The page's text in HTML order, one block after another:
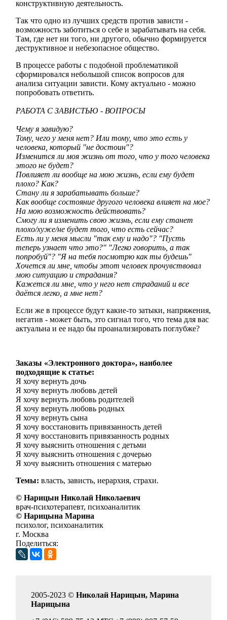
конструктивную деятельность.
Так что одно из лучших средств против зависти -
возможность заботиться о себе и зарабатывать на себя.
Там, где нет ни того, ни другого, обычно формируется
деструктивное и небезопасное общество.
В процессе работы с подобной проблематикой
сформировался небольшой список вопросов для
анализа ситуации зависти. Кому актуально - можно
попробовать ответить.
РАБОТА С ЗАВИСТЬЮ - ВОПРОСЫ
Чему я завидую?
Тому, чего у меня нет? Или тому, что это есть у
человека, который "не достоин"?
Изменится ли моя жизнь от того, что у того человека
этого не будет?
Повлияет ли вообще на мою жизнь, если ему будет
плохо? Как?
Стану ли я зарабатывать больше?
Как вообще состояние другого человека влияет на мое?
На мою возможность действовать?
Смогу ли я изменить свою жизнь, если ему станет
плохо/хуже/не будет того, что есть сейчас?
Есть ли у меня мысли "так ему и надо"? "Пусть
теперь узнает что это?" "Легко говорить, а так
попробуй"? "Я на тебя посмотрю как ты будешь"
Хочется ли мне, чтобы этот человек прочувствовал
мою ситуацию и страдания?
Кажется ли мне, что у него нет страданий и все
даётся легко, а мне нет?
Если же в процессе будут какие-то затыки, напряжения,
негатив - может быть, это сигнал того, что тема для вас
актуальна и ее надо бы проанализировать поглубже?
Заказы «Электронного доктора», наиболее
подходящие к статье:
Я хочу вернуть дочь
Я хочу вернуть любовь детей
Я хочу вернуть любовь родителей
Я хочу вернуть любовь родных
Я хочу вернуть сына
Я хочу восстановить привязанность детей
Я хочу восстановить привязанность родных
Я хочу выяснить отношения с детьми
Я хочу выяснить отношения с дочерью
Я хочу выяснить отношения с матерью
Темы: власть,зависть,иерархия,страхи.
© Нарицын Николай Николаевич
врач-психотерапевт, психоаналитик
© Нарицына Марина
психолог, психоаналитик
г. Москва
Поделиться:
2005-2023 ©Николай Нарицын, Марина
Нарицына